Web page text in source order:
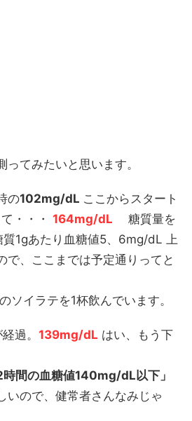
てみたいと思います。
の102mg/dL ここからスタート
・・・ 164mg/dL 糖質量を
質1gあたり血糖値5、6mg/dL 上
で、ここまでは予定通りってと
ソイラテを1杯飲んでいます。
過。 139mg/dL はい、もう下
時間の血糖値140mg/dL以下」
いので、健常者さんなみじゃ